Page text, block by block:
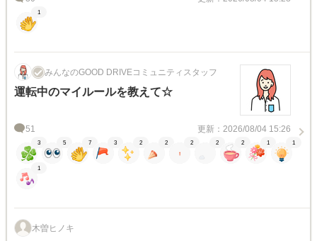
1
みんなのGOOD DRIVEコミュニティスタッフ
運転中のマイルールを教えて☆
51 更新：2026/08/04 15:26
3 5 7 3 2 2 2 2 2 1 1
1
木曽ヒノキ